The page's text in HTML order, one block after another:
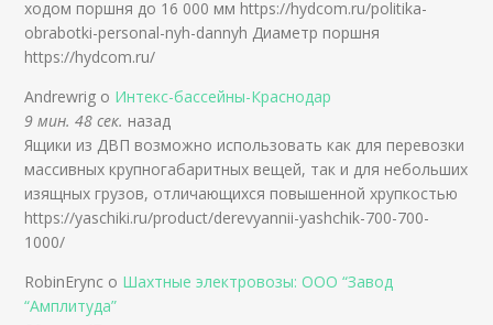
ходом поршня до 16 000 мм https://hydcom.ru/politika-
obrabotki-personal-nyh-dannyh Диаметр поршня
https://hydcom.ru/
Andrewrig о Интекс-бассейны-Краснодар
9 мин. 48 сек. назад
Ящики из ДВП возможно использовать как для перевозки
массивных крупногабаритных вещей, так и для небольших
изящных грузов, отличающихся повышенной хрупкостью
https://yaschiki.ru/product/derevyannii-yashchik-700-700-
1000/
RobinErync о Шахтные электровозы: ООО “Завод
“Амплитуда”